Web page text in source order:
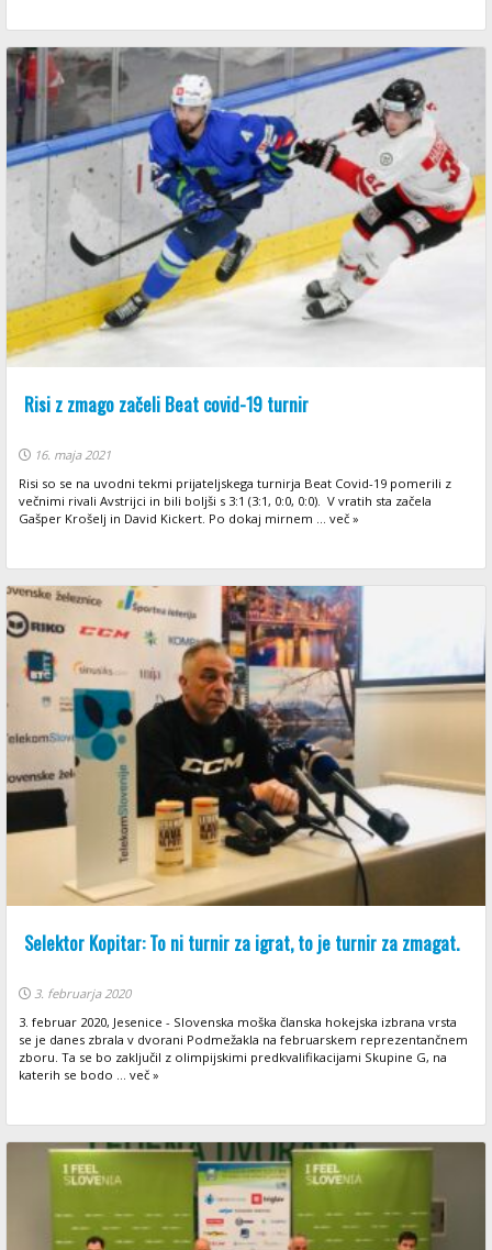
Risi z zmago začeli Beat covid-19 turnir
16. maja 2021
Risi so se na uvodni tekmi prijateljskega turnirja Beat Covid-19 pomerili z
večnimi rivali Avstrijci in bili boljši s 3:1 (3:1, 0:0, 0:0). V vratih sta začela
Gašper Krošelj in David Kickert. Po dokaj mirnem ... več »
Selektor Kopitar: To ni turnir za igrat, to je turnir za zmagat.
3. februarja 2020
3. februar 2020, Jesenice - Slovenska moška članska hokejska izbrana vrsta
se je danes zbrala v dvorani Podmežakla na februarskem reprezentančnem
zboru. Ta se bo zaključil z olimpijskimi predkvalifikacijami Skupine G, na
katerih se bodo ... več »